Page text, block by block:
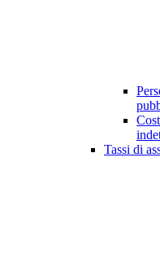
Tassi di